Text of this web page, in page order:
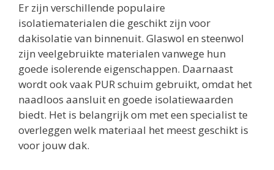
Er zijn verschillende populaire
isolatiematerialen die geschikt zijn voor
dakisolatie van binnenuit. Glaswol en steenwol
zijn veelgebruikte materialen vanwege hun
goede isolerende eigenschappen. Daarnaast
wordt ook vaak PUR schuim gebruikt, omdat het
naadloos aansluit en goede isolatiewaarden
biedt. Het is belangrijk om met een specialist te
overleggen welk materiaal het meest geschikt is
voor jouw dak.